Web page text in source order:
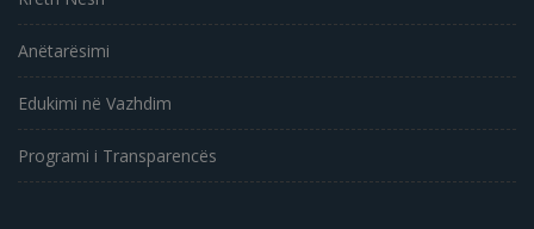
Anëtarësimi
Edukimi në Vazhdim
Programi i Transparencës